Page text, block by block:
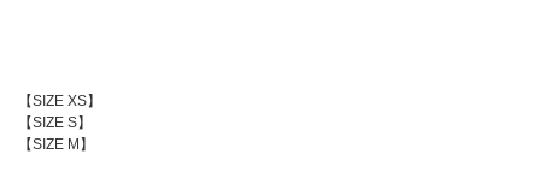
【SIZE XS】
【SIZE S】
【SIZE M】